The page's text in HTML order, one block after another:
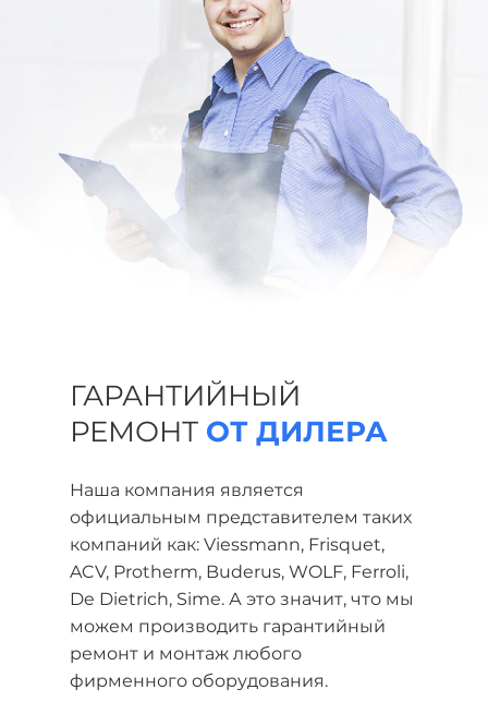
ГАРАНТИЙНЫЙ
РЕМОНТ ОТ ДИЛЕРА
Наша компания является
официальным представителем таких
компаний как: Viessmann, Frisquet,
ACV, Protherm, Buderus, WOLF, Ferroli,
De Dietrich, Sime. А это значит, что мы
можем производить гарантийный
ремонт и монтаж любого
фирменного оборудования.